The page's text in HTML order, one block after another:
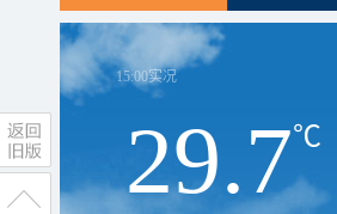
15:00实况
29.7℃